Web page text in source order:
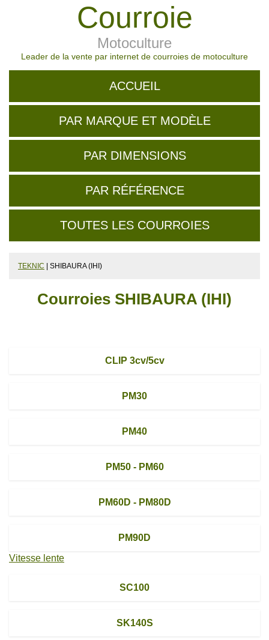
Courroie
Motoculture
Leader de la vente par internet de courroies de motoculture
ACCUEIL
PAR MARQUE ET MODÈLE
PAR DIMENSIONS
PAR RÉFÉRENCE
TOUTES LES COURROIES
TEKNIC | SHIBAURA (IHI)
Courroies SHIBAURA (IHI)
CLIP 3cv/5cv
PM30
PM40
PM50 - PM60
PM60D - PM80D
PM90D
Vitesse lente
SC100
SK140S